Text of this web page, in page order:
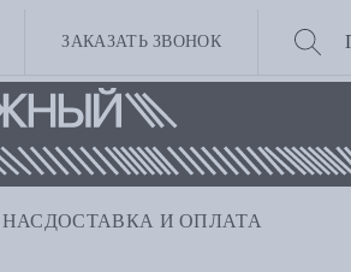
ЗАКАЗАТЬ ЗВОНОК
ДОСТАВКА И ОПЛАТА